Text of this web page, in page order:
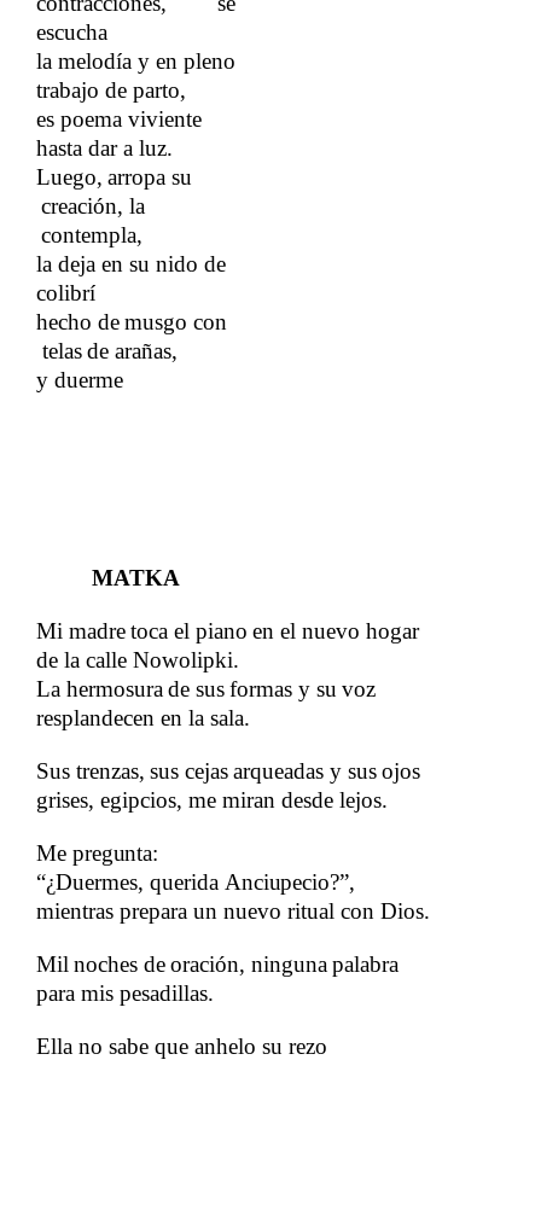
escucha
la melodía y en pleno
trabajo de parto,
es poema viviente
hasta dar a luz.
Luego, ​​arropa su
creación, la​​
contempla,
la deja en su nido de
colibrí
hecho de​​musgo con
telas​​de arañas,
y duerme
MATKA
Mi madre​​toca ​​el piano ​​en ​​el nuevo hogar​​
de la calle Nowolipki.
La hermosura​​de sus​​formas ​​y su ​​voz
resplandecen en la sala.
Sus trenzas, ​​sus cejas​​arqueadas ​​y sus​​ojos​​
grises, egipcios, me miran desde lejos.
Me​​ pregunta:
“¿Duermes, querida​​ Anciupecio?”,
mientras prepara un nuevo ritual con Dios.
Mil ​​noches de​​oración, ninguna​​palabra
para mis pesadillas.
Ella no sabe que anhelo su​​ rezo